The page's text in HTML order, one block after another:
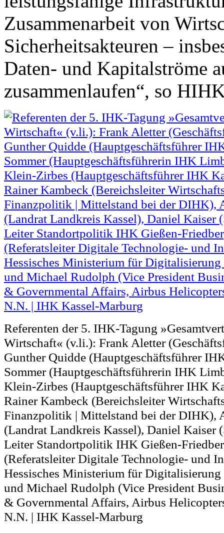
Zusammenarbeit von
Sicherheitsakteuren –
Daten- und Kapitalströme
zusammenlaufen“, so
Referenten der 5. IHK-Tagung
Wirtschaft« (v.li.): Frank Aletter
Gunther Quidde (Hauptgeschäftsführer
Sommer (Hauptgeschäftsführerin IHK
Klein-Zirbes (Hauptgeschäftsführer IHK
Rainer Kambeck (Bereichsleiter
Finanzpolitik | Mittelstand bei der DIHK),
(Landrat Landkreis Kassel), Daniel Kaiser
Leiter Standortpolitik IHK Gießen-
(Referatsleiter Digitale Technologie- und
Hessisches Ministerium für
und Michael Rudolph (Vice President
& Governmental Affairs, Airbus
N.N. | IHK Kassel-Marburg